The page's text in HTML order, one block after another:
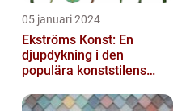
05 januari 2024
Ekströms Konst: En
djupdykning i den
populära konststilens